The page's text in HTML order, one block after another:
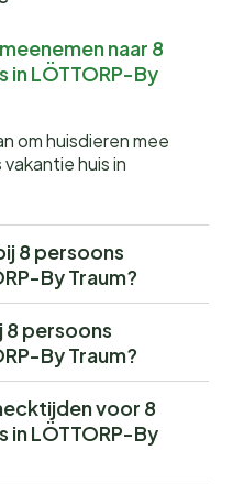
naar 8
in LÖTTORP-By
om huisdieren mee
huis in
8 persoons
By Traum?
8 persoons
By Traum?
voor 8
in LÖTTORP-By